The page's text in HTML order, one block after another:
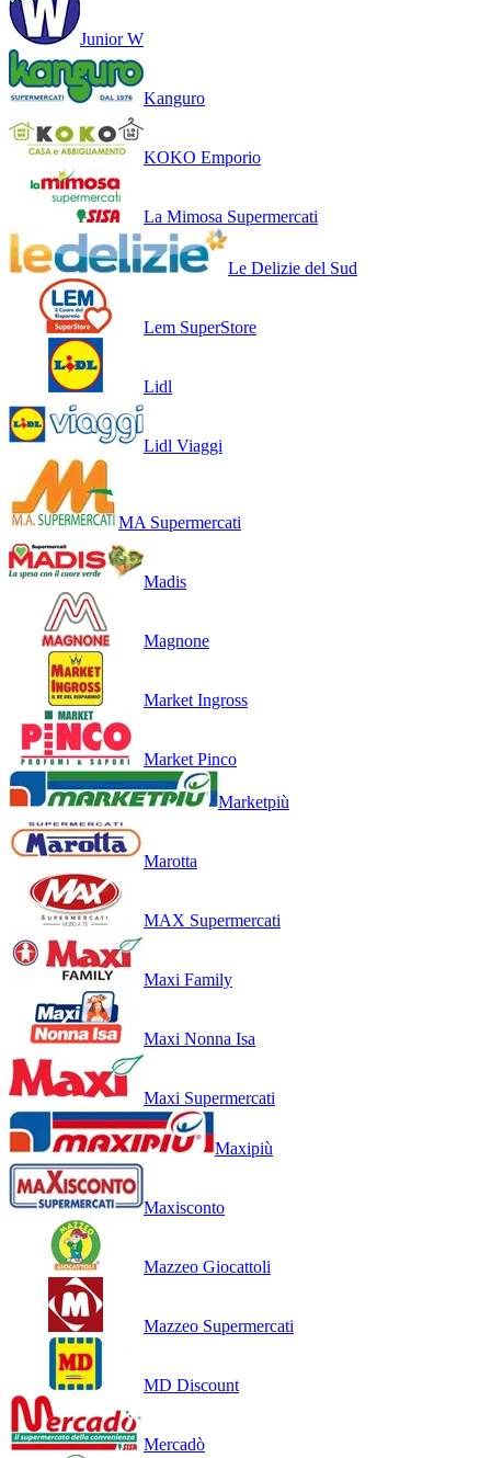
Junior W
Kanguro
KOKO Emporio
La Mimosa Supermercati
Le Delizie del Sud
Lem SuperStore
Lidl
Lidl Viaggi
MA Supermercati
Madis
Magnone
Market Ingross
Market Pinco
Marketpiù
Marotta
MAX Supermercati
Maxi Family
Maxi Nonna Isa
Maxi Supermercati
Maxipiù
Maxisconto
Mazzeo Giocattoli
Mazzeo Supermercati
MD Discount
Mercadò